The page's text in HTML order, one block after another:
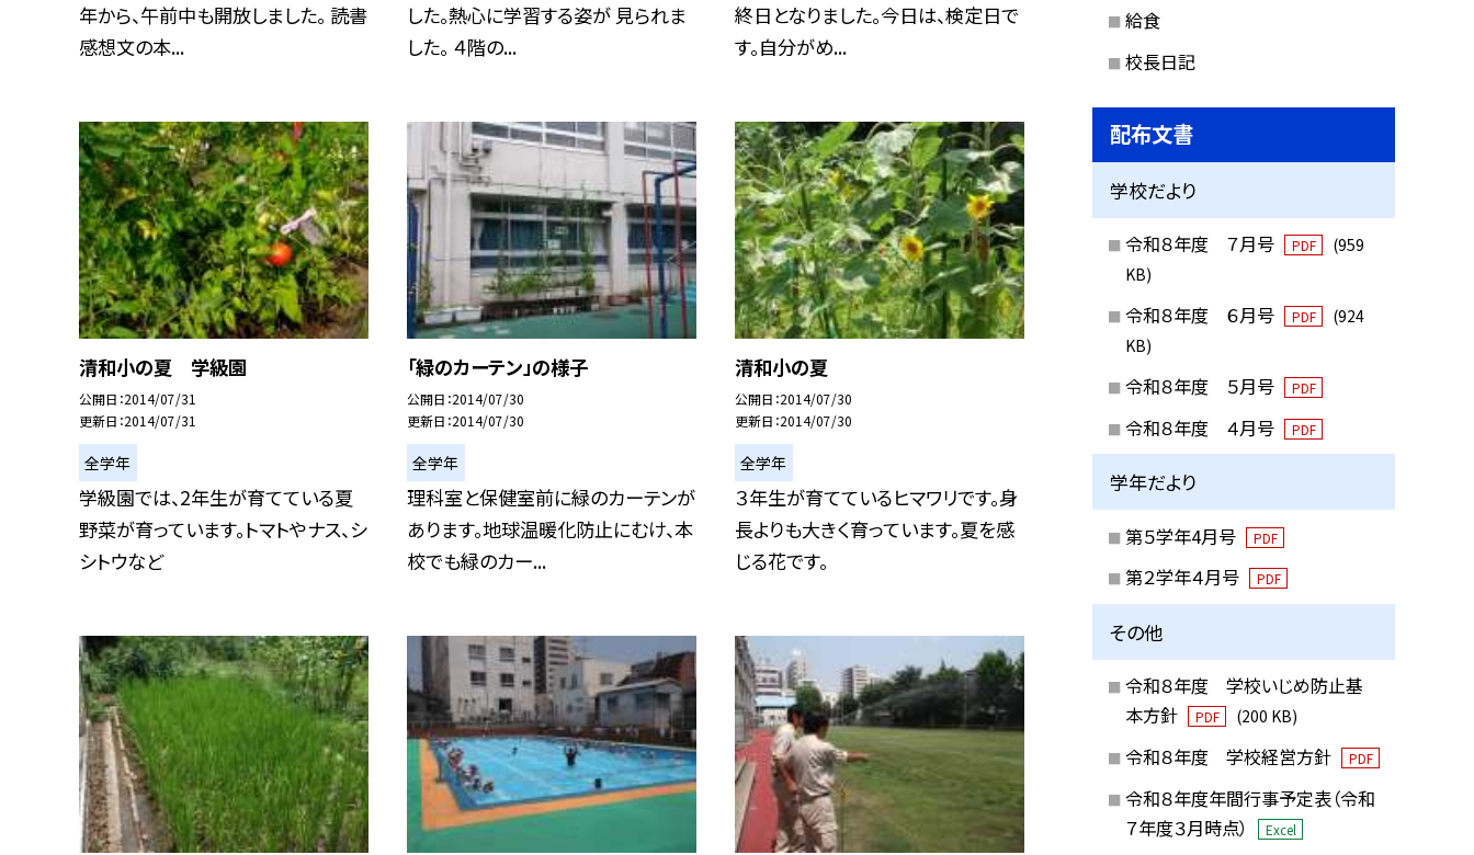
年から、午前中も開放しました。 読書
感想文の本...
した。熱心に学習する姿が 見られま
した。 ４階の...
終日となりました。今日は、検定日で
す。自分がめ...
清和小の夏 学級園
公開日 2014/07/31
更新日 2014/07/31
全学年
学級園では、2年生が育てている夏
野菜が育っています。トマトやナス、シ
シトウなど
「緑のカーテン」の様子
公開日 2014/07/30
更新日 2014/07/30
全学年
理科室と保健室前に緑のカーテンが
あります。地球温暖化防止にむけ、本
校でも緑のカー...
清和小の夏
公開日 2014/07/30
更新日 2014/07/30
全学年
３年生が育てているヒマワリです。身
長よりも大きく育っています。夏を感
じる花です。
給食
校長日記
配布文書
学校だより
令和８年度 ７月号 PDF
(959
KB)
令和８年度 ６月号 PDF
(924
KB)
令和８年度 ５月号 PDF
令和８年度 ４月号 PDF
学年だより
第５学年4月号 PDF
第２学年４月号 PDF
その他
令和８年度 学校いじめ防止基
本方針
PDF (200 KB)
令和８年度 学校経営方針 PDF
令和８年度年間行事予定表（令和
７年度３月時点）
Excel